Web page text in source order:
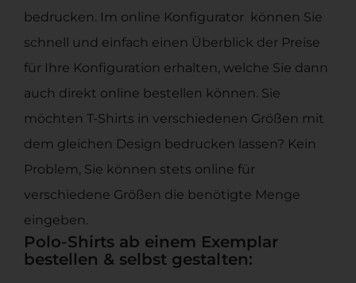
bedrucken. Im online Konfigurator können Sie
schnell und einfach einen Überblick der Preise
für Ihre Konfiguration erhalten, welche Sie dann
auch direkt online bestellen können. Sie
möchten T-Shirts in verschiedenen Größen mit
dem gleichen Design bedrucken lassen? Kein
Problem, Sie können stets online für
verschiedene Größen die benötigte Menge
eingeben.
Polo-Shirts ab einem Exemplar
bestellen & selbst gestalten: